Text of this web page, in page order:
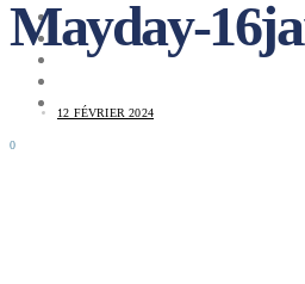
ENTREPRISES A REPRENDRE
MAYDAY JOB
CARTE DE FRANCE
CONNEXION
0
Mayday-
12 FÉVRIER 2024